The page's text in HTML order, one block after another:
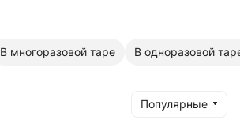
В многоразовой таре В одноразовой
Популярные